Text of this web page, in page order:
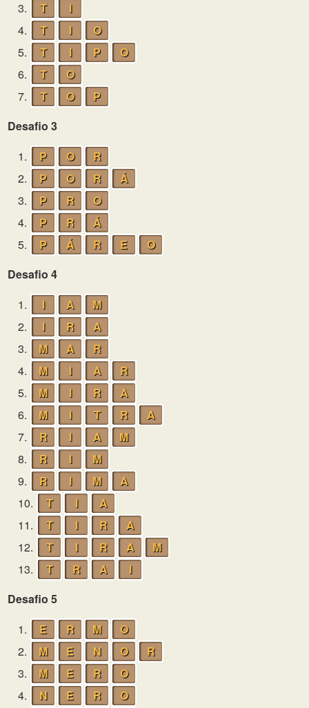
3.
T
I
4.
T I
O
5.
T I P
O
6.
T
O
7.
T O
P
Desafio 3
1.
P O
R
2.
P O R
Á
3.
P R
O
4.
P R
Á
5.
P Á R E
O
Desafio 4
1.
I A
M
2.
I R
A
3.
M A
R
4.
M I A
R
5.
M I R
A
6.
M I T R
A
7.
R I A
M
8.
R I
M
9.
R I M
A
10.
T I
A
11.
T I R
A
12.
T I R A
M
13.
T R A
I
Desafio 5
1.
E R M
O
2.
M E N O
R
3.
M E R
O
4.
N E R
O